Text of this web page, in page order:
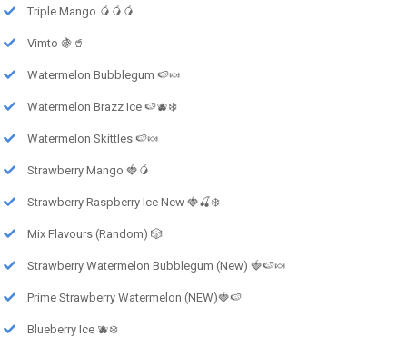
Triple Mango 🥭🥭🥭
Vimto 🍇🥤
Watermelon Bubblegum 🍉🍬
Watermelon Brazz Ice 🍉🫐❄️
Watermelon Skittles 🍉🍬
Strawberry Mango 🍓🥭
Strawberry Raspberry Ice New 🍓🍒❄️
Mix Flavours (Random) 🎲
Strawberry Watermelon Bubblegum (New) 🍓🍉🍬
Prime Strawberry Watermelon (NEW)🍓🍉
Blueberry Ice 🫐❄️